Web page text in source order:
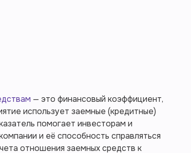
— это финансовый коэффициент,
использует заемные (кредитные)
помогает инвесторам и
и её способность справляться
отношения заемных средств к